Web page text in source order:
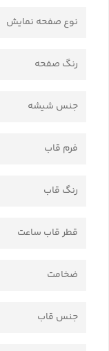
نوع صفحه نمایش
رنگ صفحه
جنس شیشه
فرم قاب
رنگ قاب
قطر قاب ساعت
ضخامت
جنس قاب